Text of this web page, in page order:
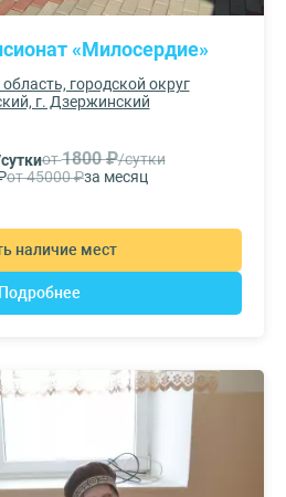
«Милосердие»
городской округ
г. Дзержинский
от1800 ₽/сутки
от 45000 ₽за месяц
наличие мест
Подробнее